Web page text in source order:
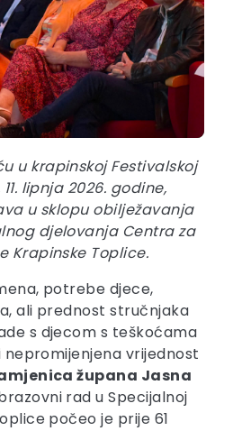
u krapinskoj Festivalskoj
lipnja 2026. godine,
u sklopu obilježavanja
djelovanja Centra za
Krapinske Toplice.
potrebe djece,
ali prednost stručnjaka
s djecom s teškoćama
nepromijenjena vrijednost
župana Jasna
rad u Specijalnoj
počeo je prije 61